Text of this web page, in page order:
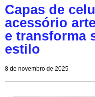
Capas de
acessório
e transforma
estilo
8 de novembro de 2025